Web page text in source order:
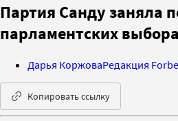
Партия Санду заняла
парламентских
Дарья КоржоваРедакция
Копировать ссылку